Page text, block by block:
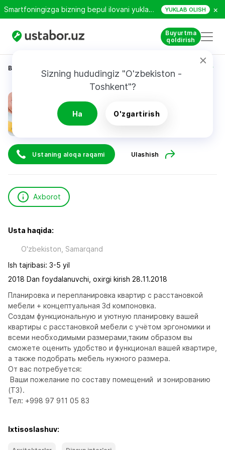
Smartfoningizga bizning bepul ilovani yuklab oling! YUKLAB OLISH ×
Buyurtma
qoldirish
Sizning hududingiz "O'zbekiston -
Toshkent"?
Ha O'zgartirish
Bosh sahifa Zafar Yuldashev
Ustaning aloqa raqami Ulashish
Axborot
Usta haqida:
O'zbekiston, Samarqand
Ish tajribasi: 3-5 yil
2018 Dan foydalanuvchi, oxirgi kirish 28.11.2018
Планировка и перепланировка квартир с расстановкой
мебели + концептуальная 3d компоновка.
Создам функциональную и уютную планировку вашей
квартиры с расстановкой мебели с учётом эргономики и
всеми необходимыми размерами,таким образом вы
сможете оценить удобство и функционал вашей квартире,
а также подобрать мебель нужного размера.
От вас потребуется:
(ТЗ).
Тел: +998 97 911 05 83
Ixtisoslashuv: